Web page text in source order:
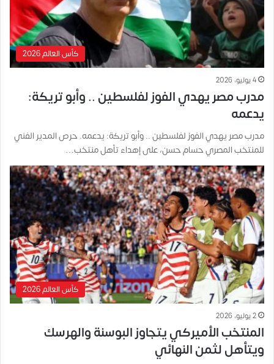
كأس العالم 2026
4 يوليو، 2026
مدرب مصر يهدي الفوز لفلسطين .. وأبو تريكة:
يدعمه
مدرب مصر يهدي الفوز لفلسطين .. وأبو تريكة: يدعمه. حرص المدير الفني
للمنتخب المصري حسام حسن، على إهداء تأهل منتخب…
كأس العالم 2026
2 يوليو، 2026
المنتخب الأميركي يتجاوز البوسنة والهرسك
ويتأهل لثمن النهائي